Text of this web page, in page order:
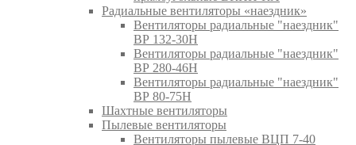
Радиальные вентиляторы «наездник»
Вентиляторы радиальные "наездник"
ВР 132-30Н
Вентиляторы радиальные "наездник"
ВР 280-46Н
Вентиляторы радиальные "наездник"
ВР 80-75Н
Шахтные вентиляторы
Пылевые вентиляторы
Вентиляторы пылевые ВЦП 7-40